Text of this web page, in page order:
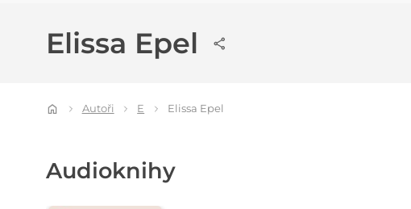
Elissa Epel
Autoři E Elissa Epel
Audioknihy